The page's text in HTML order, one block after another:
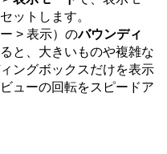
ットします。
> 表示）のバウンディ
と、大きいものや複雑な
ングボックスだけを表示
ューの回転をスピードア